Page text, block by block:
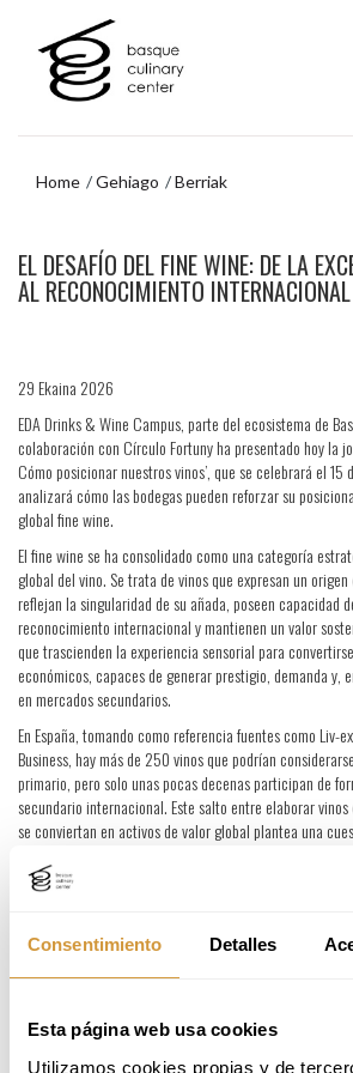
Consentimiento Detalles
Esta página web usa cookies
Utilizamos cookies propias y de
Home Gehiago Berriak
menura
joan
EL DESAFÍO DEL FINE WINE: DE LA
AL RECONOCIMIENTO INTERNACIONAL
29 Ekaina 2026
EDA Drinks & Wine Campus, parte del ecosistema de
colaboración con Círculo Fortuny ha presentado hoy la
Cómo posicionar nuestros vinos’, que se celebrará el
analizará cómo las bodegas pueden reforzar su
global fine wine.
El fine wine se ha consolidado como una categoría
global del vino. Se trata de vinos que expresan un
reflejan la singularidad de su añada, poseen capacidad
reconocimiento internacional y mantienen un valor
que trascienden la experiencia sensorial para
económicos, capaces de generar prestigio, demanda y,
en mercados secundarios.
En España, tomando como referencia fuentes como Liv-
Business, hay más de 250 vinos que podrían
primario, pero solo unas pocas decenas participan de
secundario internacional. Este salto entre elaborar
se conviertan en activos de valor global plantea una
competir en un mercado dominado por Francia e Italia?
origen, el sentido del lugar, la calidad contrastada, la
identidad y reputación. También por entender cómo
posicionamiento del vino, y el mercado secundario,
del mundo se intercambian entre coleccionistas,